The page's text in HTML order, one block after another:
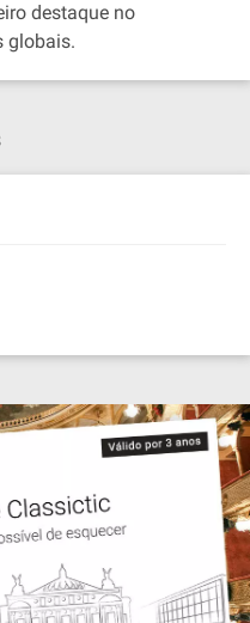
destaque no
globais.